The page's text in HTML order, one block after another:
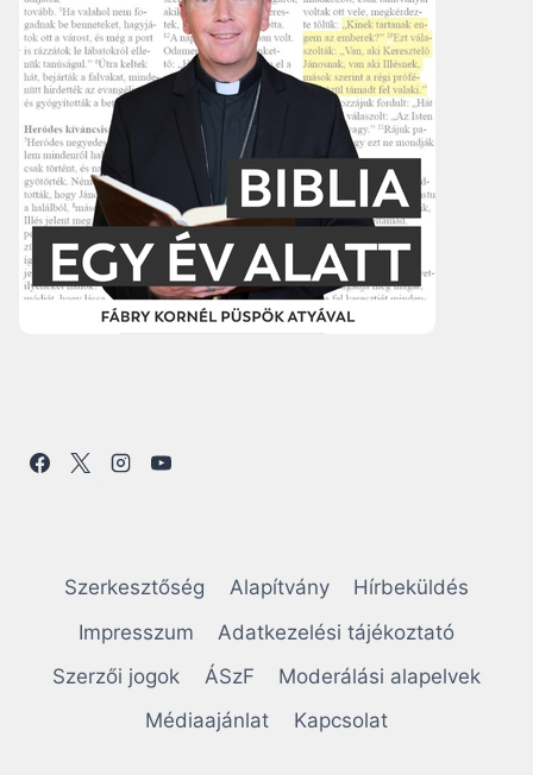
Szerkesztőség Alapítvány
Hírbeküldés
Impresszum
Adatkezelési tájékoztató
Szerzői jogok
ÁSzF
Moderálási alapelvek
Médiaajánlat
Kapcsolat